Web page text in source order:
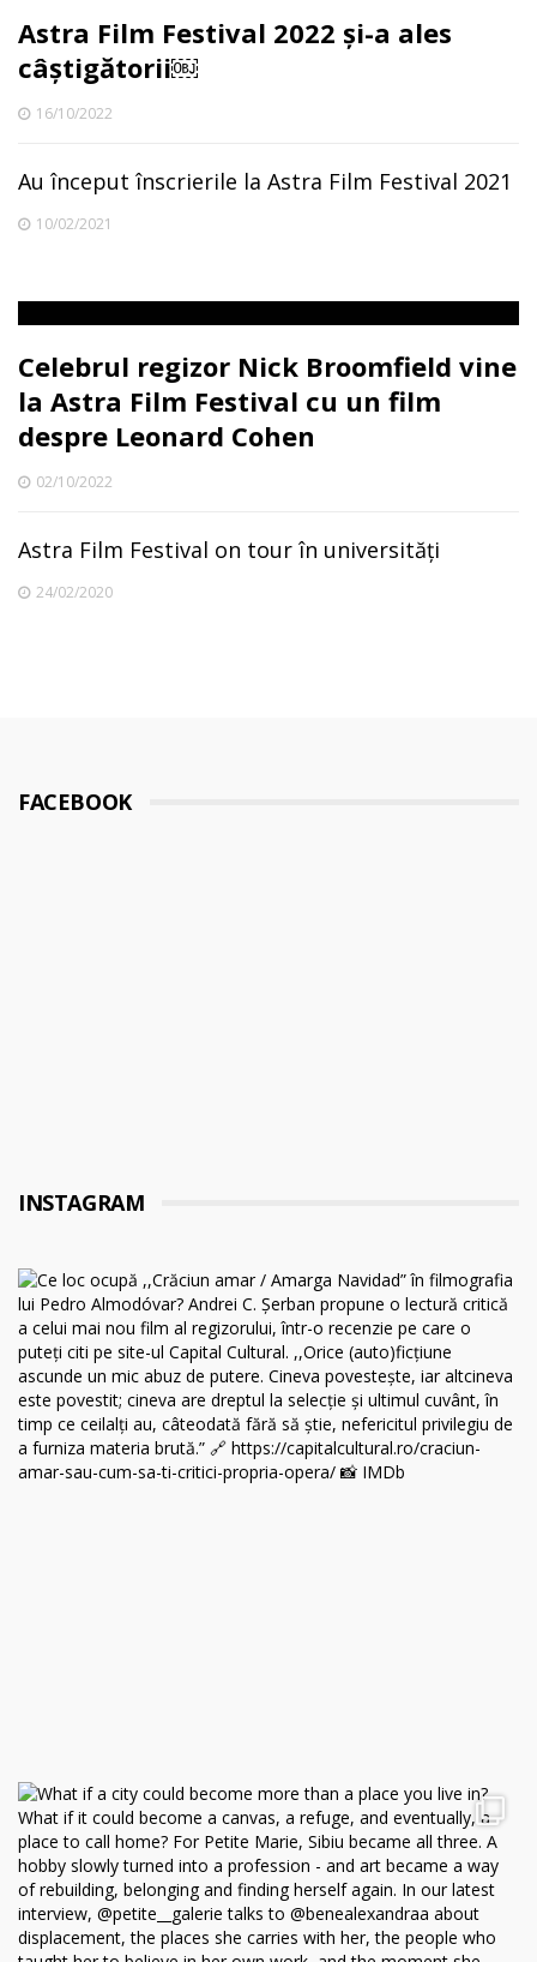
Astra Film Festival 2022 și-a ales
câștigătorii￼
16/10/2022
Au început înscrierile la Astra Film Festival 2021
10/02/2021
Celebrul regizor Nick Broomfield vine
la Astra Film Festival cu un film
despre Leonard Cohen
02/10/2022
Astra Film Festival on tour în universități
24/02/2020
FACEBOOK
INSTAGRAM